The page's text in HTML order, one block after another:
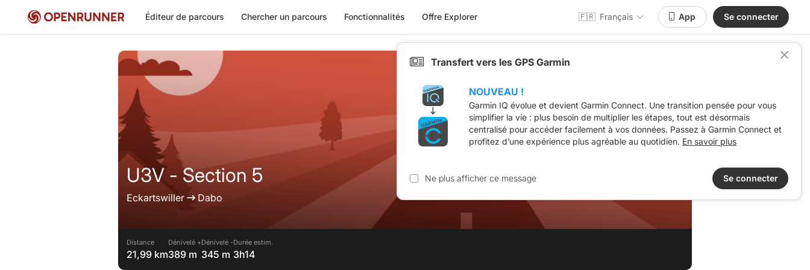
Éditeur de parcours Chercher un parcours Fonctionnalités Offre Explorer 🇫🇷 Français App Se connecter
U3V - Section 5
Eckartswiller Dabo
Distance
21,99 km
Dénivelé +
389 m
Dénivelé -
345 m
Durée estim.
3h14
Transfert vers les GPS Garmin
NOUVEAU !
Garmin IQ évolue et devient Garmin Connect. Une transition pensée pour vous
simplifier la vie : plus besoin de multiplier les étapes, tout est désormais
centralisé pour accéder facilement à vos données. Passez à Garmin Connect et
profitez d’une expérience plus agréable au quotidien. En savoir plus
Ne plus afficher ce message Se connecter